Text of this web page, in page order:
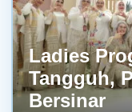
Ladies
Tangguh,
Bersinar